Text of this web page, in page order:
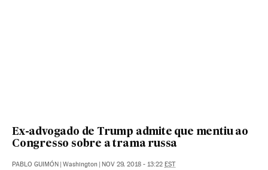
Ex-advogado de Trump admite que mentiu ao
Congresso sobre a trama russa
PABLO GUIMÓN | Washington | NOV 29, 2018 - 13:22 EST